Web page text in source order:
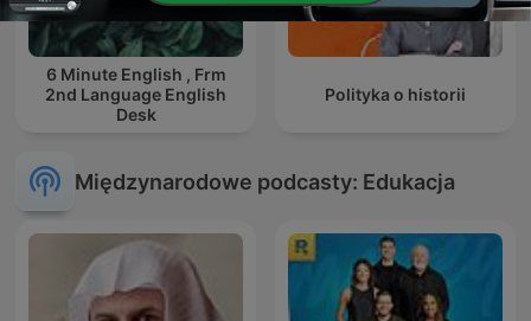
6 Minute English , Frm
2nd Language English
Desk
Polityka o historii
Międzynarodowe podcasty: Edukacja